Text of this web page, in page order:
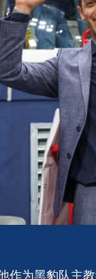
作为黑豹队主